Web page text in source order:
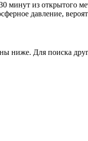
из открытого
давление,
ниже. Для поиска